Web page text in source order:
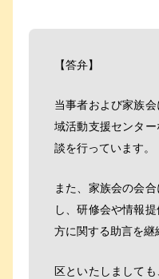
【答弁】
当事者および家族
域活動支援センタ
談を行っています。
また、家族会の会
し、研修会や情報
方に関する助言を継
区といたしまして